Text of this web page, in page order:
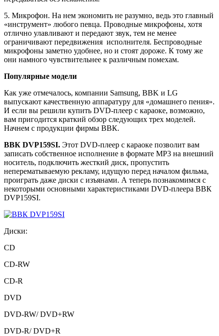
5. Микрофон. На нем экономить не разумно, ведь это главный
«инструмент» любого певца. Проводные микрофоны, хотя
отлично улавливают и передают звук, тем не менее
ограничивают передвижения исполнителя. Беспроводные
микрофоны заметно удобнее, но и стоят дороже. К тому же
они намного чувствительнее к различным помехам.
Популярные модели
Как уже отмечалось, компании Samsung, BBK и LG
выпускают качественную аппаратуру для «домашнего пения».
И если вы решили купить DVD-плеер с караоке, возможно,
вам пригодится краткий обзор следующих трех моделей.
Начнем с продукции фирмы ВВК.
ВВК DVP159SI. Этот DVD-плеер с караоке позволит вам
записать собственное исполнение в формате МР3 на внешний
носитель, подключить жесткий диск, пропустить
неперематываемую рекламу, идущую перед началом фильма,
проиграть даже диски с изъянами. А теперь познакомимся с
некоторыми основными характеристиками DVD-плеера ВВК
DVP159SI.
Диски:
CD
CD-RW
CD-R
DVD
DVD-RW/ DVD+RW
DVD-R/ DVD+R